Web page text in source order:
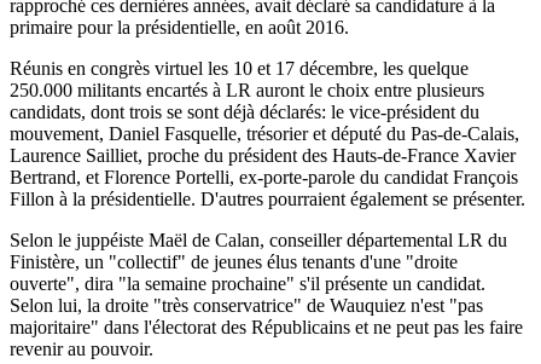
rapproché ces dernières années, avait déclaré sa candidature à la
primaire pour la présidentielle, en août 2016.
Réunis en congrès virtuel les 10 et 17 décembre, les quelque
250.000 militants encartés à LR auront le choix entre plusieurs
candidats, dont trois se sont déjà déclarés: le vice-président du
mouvement, Daniel Fasquelle, trésorier et député du Pas-de-Calais,
Laurence Sailliet, proche du président des Hauts-de-France Xavier
Bertrand, et Florence Portelli, ex-porte-parole du candidat François
Fillon à la présidentielle. D'autres pourraient également se présenter.
Selon le juppéiste Maël de Calan, conseiller départemental LR du
Finistère, un "collectif" de jeunes élus tenants d'une "droite
ouverte", dira "la semaine prochaine" s'il présente un candidat.
Selon lui, la droite "très conservatrice" de Wauquiez n'est "pas
majoritaire" dans l'électorat des Républicains et ne peut pas les faire
revenir au pouvoir.